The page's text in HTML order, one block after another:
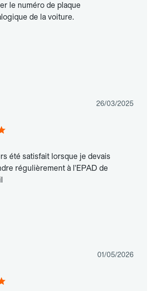
le numéro de plaque
de la voiture.
26/03/2025
été satisfait lorsque je devais
régulièrement à l'EPAD de
01/05/2026